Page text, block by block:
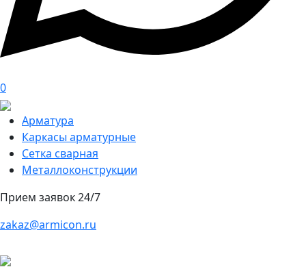
0
Арматура
Каркасы арматурные
Сетка сварная
Металлоконструкции
Прием заявок 24/7
zakaz@armicon.ru